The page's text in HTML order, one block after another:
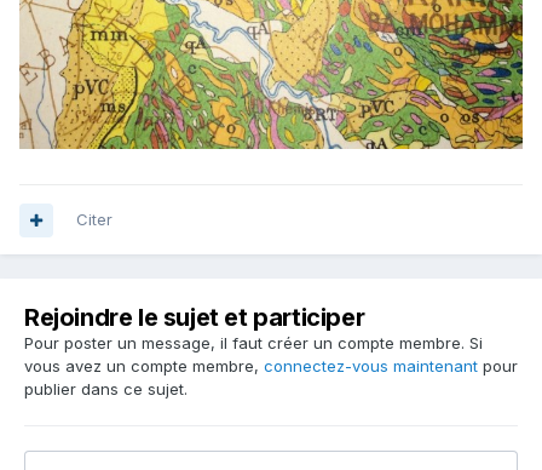
Citer
Rejoindre le sujet et participer
Pour poster un message, il faut créer un compte membre. Si
vous avez un compte membre, connectez-vous maintenant pour
publier dans ce sujet.